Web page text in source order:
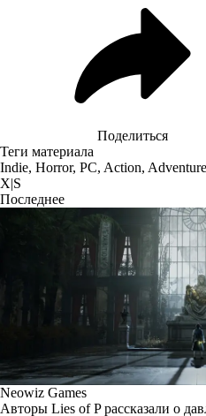
Поделиться
Теги материала
Indie, Horror, PC, Action, Adventure
X|S
Последнее
Neowiz Games
Авторы Lies of P рассказали о